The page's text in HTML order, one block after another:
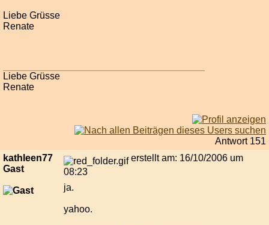
Liebe Grüsse
Renate
Liebe Grüsse
Renate
Antwort 151
kathleen77
Gast
erstellt am: 16/10/2006 um
08:23
ja.
yahoo.